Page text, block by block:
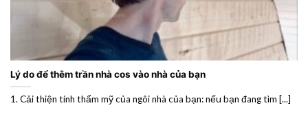
Lý do để thêm trần nhà cos vào nhà của bạn
1. Cải thiện tính thẩm mỹ của ngôi nhà của bạn: nếu bạn đang tìm [...]